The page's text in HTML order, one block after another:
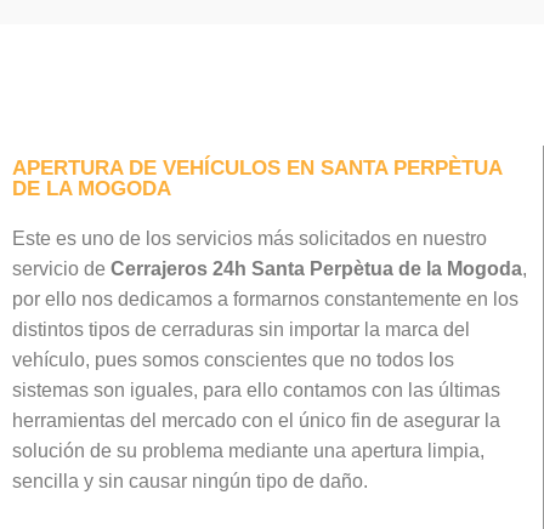
APERTURA DE VEHÍCULOS EN SANTA PERPÈTUA
DE LA MOGODA
Este es uno de los servicios más solicitados en nuestro
servicio de Cerrajeros 24h Santa Perpètua de la Mogoda,
por ello nos dedicamos a formarnos constantemente en los
distintos tipos de cerraduras sin importar la marca del
vehículo, pues somos conscientes que no todos los
sistemas son iguales, para ello contamos con las últimas
herramientas del mercado con el único fin de asegurar la
solución de su problema mediante una apertura limpia,
sencilla y sin causar ningún tipo de daño.